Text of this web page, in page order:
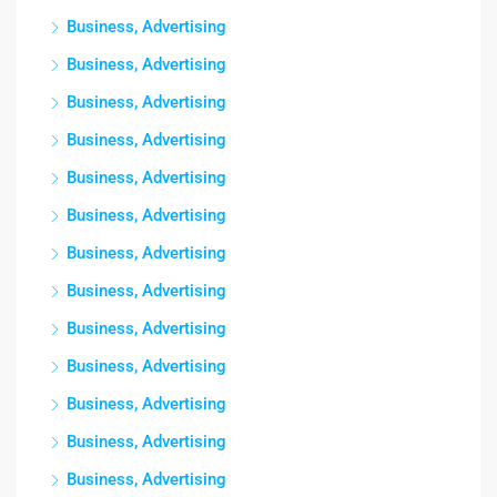
Business, Advertising
Business, Advertising
Business, Advertising
Business, Advertising
Business, Advertising
Business, Advertising
Business, Advertising
Business, Advertising
Business, Advertising
Business, Advertising
Business, Advertising
Business, Advertising
Business, Advertising